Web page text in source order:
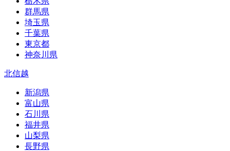
群馬県
埼玉県
千葉県
東京都
神奈川県
北信越
新潟県
富山県
石川県
福井県
山梨県
長野県